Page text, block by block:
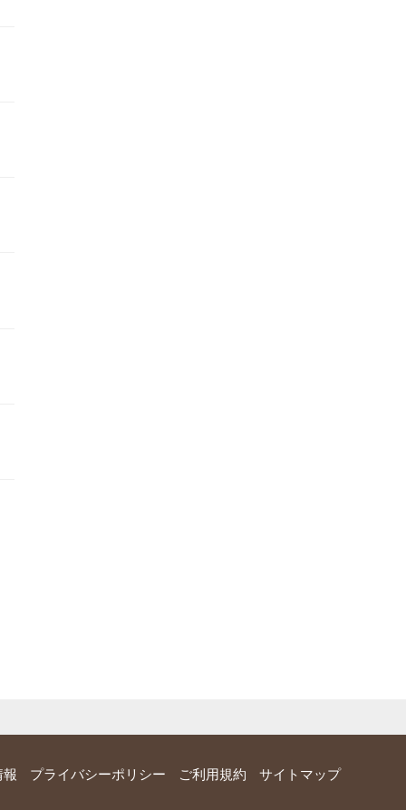
報 プライバシーポリシー ご利用規約 サイトマップ